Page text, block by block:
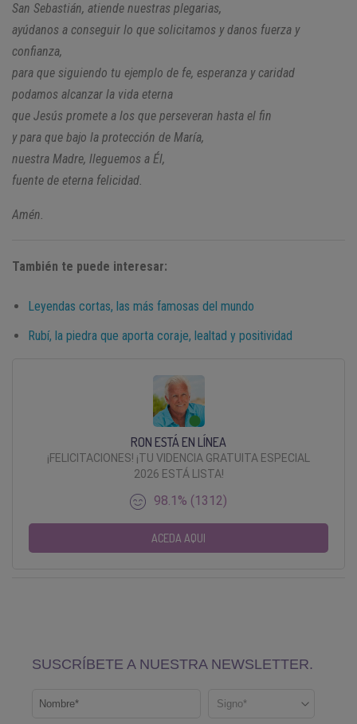
San Sebastián, atiende nuestras plegarias,
ayúdanos a conseguir lo que solicitamos y danos fuerza y
confianza,
para que siguiendo tu ejemplo de fe, esperanza y caridad
podamos alcanzar la vida eterna
que Jesús promete a los que perseveran hasta el fin
y para que bajo la protección de María,
nuestra Madre, lleguemos a Él,
fuente de eterna felicidad.
Amén.
También te puede interesar:
Leyendas cortas, las más famosas del mundo
Rubí, la piedra que aporta coraje, lealtad y positividad
RON ESTÁ EN LÍNEA
¡FELICITACIONES! ¡TU VIDENCIA GRATUITA ESPECIAL
2026 ESTÁ LISTA!
98.1% (1312)
ACEDA AQUI